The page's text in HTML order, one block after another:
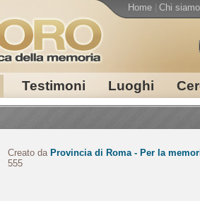
Testimoni Luoghi
Home Chi siamo
Creato da Provincia di Roma - Per la
555